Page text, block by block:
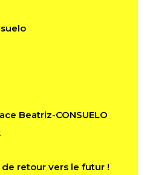
Beatriz-CONSUELO
retour vers le futur !